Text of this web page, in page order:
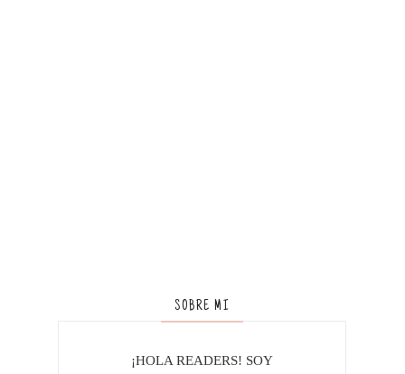
SOBRE MI
¡HOLA READERS! SOY